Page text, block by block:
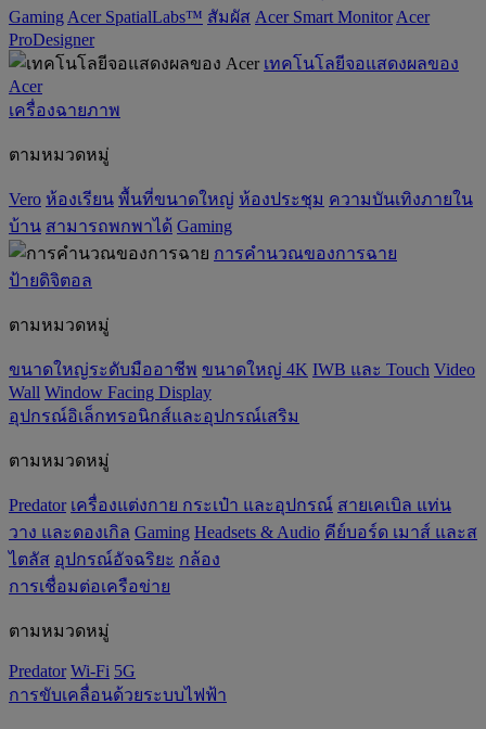
Gaming Acer SpatialLabs™ สัมผัส Acer Smart Monitor Acer
ProDesigner
เทคโนโลยีจอแสดงผลของ
Acer
เครื่องฉายภาพ
ตามหมวดหมู่
Vero ห้องเรียน พื้นที่ขนาดใหญ่ ห้องประชุม ความบันเทิงภายใน
บ้าน สามารถพกพาได้ Gaming
การคำนวณของการฉาย
ป้ายดิจิตอล
ตามหมวดหมู่
ขนาดใหญ่ระดับมืออาชีพ ขนาดใหญ่ 4K IWB และ Touch Video
Wall Window Facing Display
อุปกรณ์อิเล็กทรอนิกส์และอุปกรณ์เสริม
ตามหมวดหมู่
Predator เครื่องแต่งกาย กระเป๋า และอุปกรณ์ สายเคเบิล แท่น
วาง และดองเกิล Gaming ‌Headsets & Audio คีย์บอร์ด เมาส์ และส
ไตลัส อุปกรณ์อัจฉริยะ กล้อง
การเชื่อมต่อเครือข่าย
ตามหมวดหมู่
Predator Wi-Fi 5G
การขับเคลื่อนด้วยระบบไฟฟ้า